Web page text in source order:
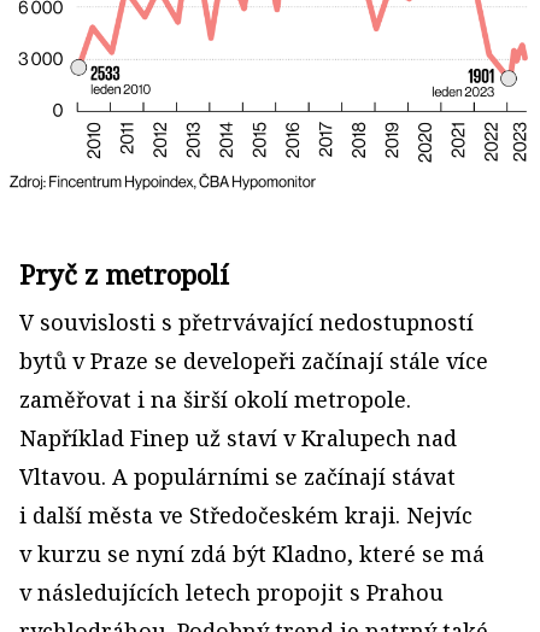
Pryč z metropolí
V souvislosti s přetrvávající nedostupností
bytů v Praze se developeři začínají stále více
zaměřovat i na širší okolí metropole.
Například Finep už staví v Kralupech nad
Vltavou. A populárními se začínají stávat
i další města ve Středočeském kraji. Nejvíc
v kurzu se nyní zdá být Kladno, které se má
v následujících letech propojit s Prahou